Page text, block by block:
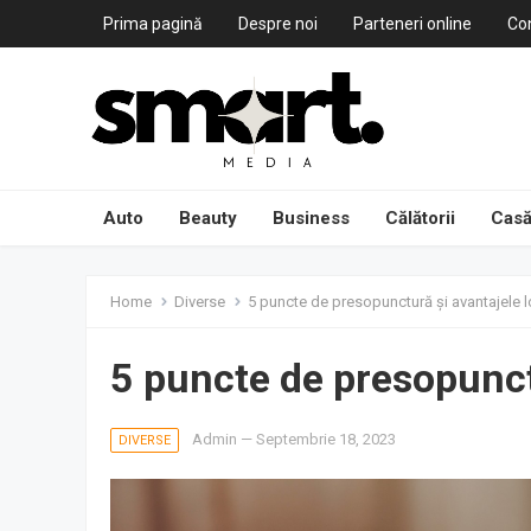
Prima pagină Despre noi Parteneri online
Auto Beauty Business Călătorii
Home Diverse 5 puncte de presopunctură și avantajele
5 puncte de
DIVERSE Admin — Septembrie 18, 2023